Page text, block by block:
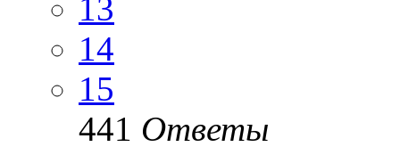
13
14
15
441 Ответы